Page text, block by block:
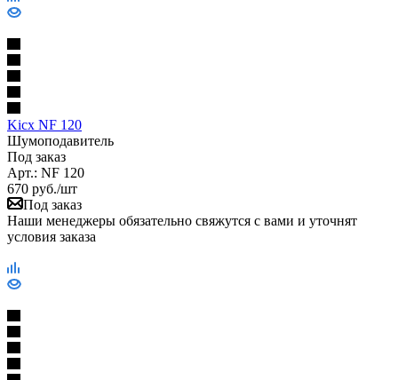
Kicx NF 120
Шумоподавитель
Под заказ
Арт.: NF 120
670 руб./шт
Под заказ
Наши менеджеры обязательно свяжутся с вами и уточнят
условия заказа